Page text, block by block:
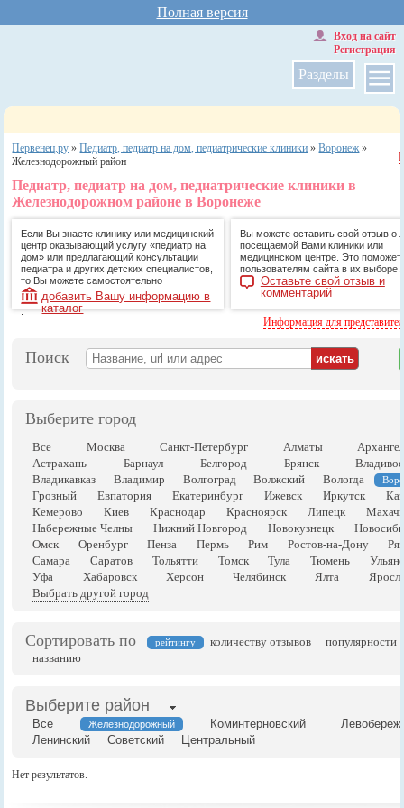
Полная версия
Разделы
Вход на сайт
Регистрация
Первенец.ру »Педиатр, педиатр на дом, педиатрические клиники »Воронеж»
Железнодорожный район
Педиатр, педиатр на дом, педиатрические клиники в
Железнодорожном районе в Воронеже
Если Вы знаете клинику или медицинский
центр оказывающий услугу «педиатр на
дом» или предлагающий консультации
педиатра и других детских специалистов,
то Вы можете самостоятельно
добавить Вашу информацию в
каталог
.
Вы можете оставить свой отзыв о
посещаемой Вами клиники или
медицинском центре. Это поможет
пользователям сайта в их выборе.
Оставьте свой отзыв и
комментарий
Информация для
Поиск
Выберите город
Все Москва Санкт-Петербург Алматы
Астрахань
Барнаул Белгород Брянск
Владикавказ
Владимир Волгоград Волжский Вологда
Грозный Евпатория Екатеринбург Ижевск Иркутск
Кемерово
Киев Краснодар Красноярск Липецк
Набережные Челны
Нижний Новгород Новокузнецк
Омск
Оренбург Пенза Пермь Рим Ростов-на-Дону
Самара
Саратов Тольятти Томск Тула Тюмень
Уфа
Хабаровск Херсон Челябинск Ялта
Выбрать другой город
Сортировать по рейтингу количеству отзывов
популярности
названию
Выберите район
Все Железнодорожный Коминтерновский
Ленинский
Советский Центральный
Нет результатов.